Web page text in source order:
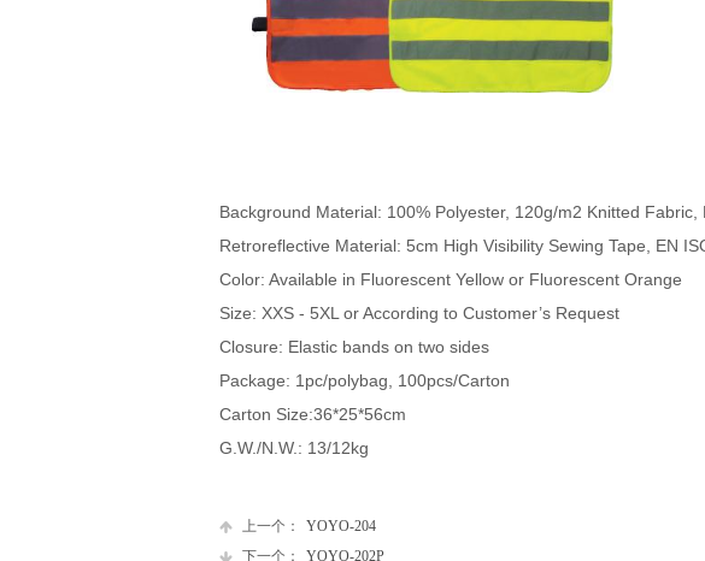
Background Material: 100% Polyester, 120g/m2 Knitted Fabric,
Retroreflective Material: 5cm High Visibility Sewing Tape, EN
Color: Available in Fluorescent Yellow or Fluorescent Orange
Size: XXS - 5XL or According to Customer’s Request
Closure: Elastic bands on two sides
Package: 1pc/polybag, 100pcs/Carton
Carton Size:36*25*56cm
G.W./N.W.: 13/12kg
上一个：
YOYO-204
下一个：
YOYO-202P